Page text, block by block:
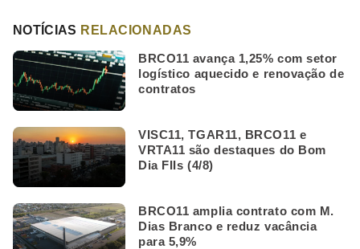
NOTÍCIAS RELACIONADAS
BRCO11 avança 1,25% com setor
logístico aquecido e renovação de
contratos
VISC11, TGAR11, BRCO11 e
VRTA11 são destaques do Bom
Dia FIIs (4/8)
BRCO11 amplia contrato com M.
Dias Branco e reduz vacância
para 5,9%